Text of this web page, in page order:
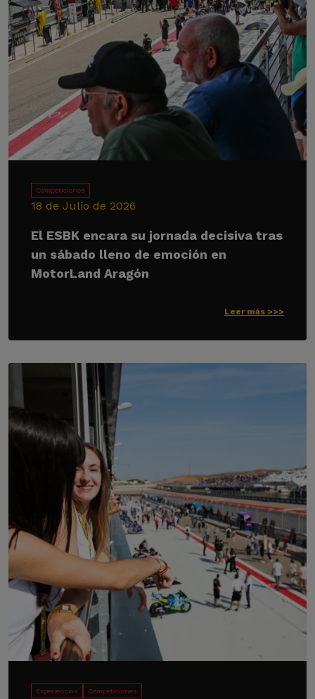
Competiciones
18 de Julio de 2026
El ESBK encara su jornada decisiva tras
un sábado lleno de emoción en
MotorLand Aragón
Leer más >>>
Experiencias Competiciones